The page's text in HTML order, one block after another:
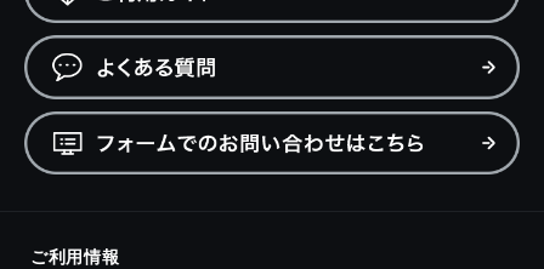
ご利用情報